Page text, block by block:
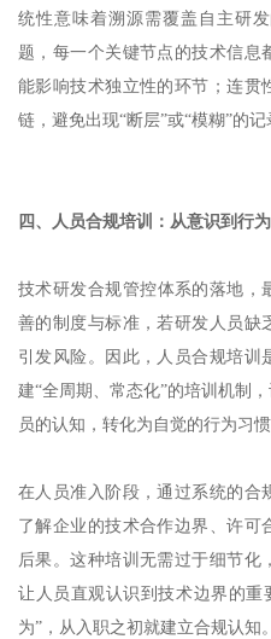
统性意味着溯源需覆盖自主研
题，每一个关键节点的技术信息
能影响技术独立性的环节；连贯
链，避免出现“断层”或“模糊”的记
四、人员合规培训：从意识到行
技术研发合规管控体系的落地
善的制度与标准，若研发人员缺
引发风险。因此，人员合规培训
建“全周期、常态化”的培训机制
员的认知，转化为自觉的行为习惯
在人员准入阶段，通过系统的合
了解企业的技术合作边界、许可
后果。这种培训无需过于细节化
让人员直观认识到技术边界的重
为”，从入职之初就建立合规认知。